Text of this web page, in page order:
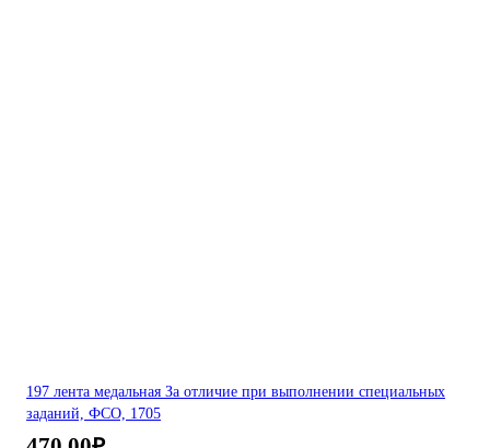
197 лента медальная За отличие при выполнении специальных
заданий, ФСО, 1705